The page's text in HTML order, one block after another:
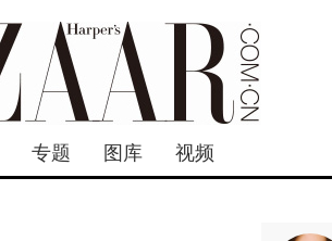
专题 图库 视频